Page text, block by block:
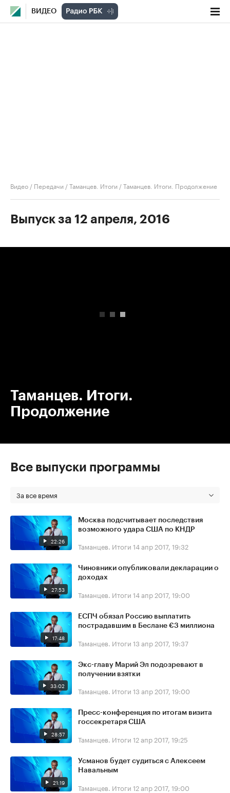
ВИДЕО
Видео / Передачи /Таманцев. Итоги /Таманцев. Итоги. Продолжение
Выпуск за 12 апреля, 2016
Таманцев. Итоги.
Продолжение
Все выпуски программы
За все время
22:26
Москва подсчитывает последствия
возможного удара США по КНДР
Таманцев. Итоги 14 апр 2017, 19:32
27:53
Чиновники опубликовали декларации о
доходах
Таманцев. Итоги 14 апр 2017, 19:00
17:48
ЕСПЧ обязал Россию выплатить
пострадавшим в Беслане €3 миллиона
Таманцев. Итоги 13 апр 2017, 19:37
33:02
Экс-главу Марий Эл подозревают в
получении взятки
Таманцев. Итоги 13 апр 2017, 19:00
28:57
Пресс-конференция по итогам визита
госсекретаря США
Таманцев. Итоги 12 апр 2017, 19:25
21:19
Усманов будет судиться с Алексеем
Навальным
Таманцев. Итоги 12 апр 2017, 19:00